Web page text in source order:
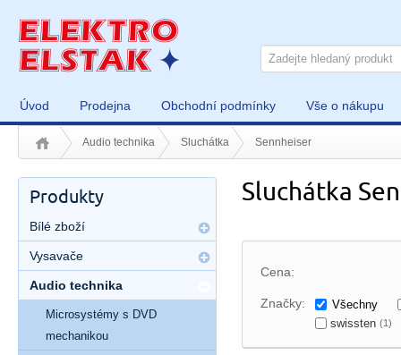
Úvod Prodejna Obchodní podmínky Vše o nákupu
Audio technika Sluchátka Sennheiser
Sluchátka
Cena:
Značky:
Všechny
swissten (1)
Produkty
Bílé zboží
Vysavače
Audio technika
Microsystémy s DVD
mechanikou